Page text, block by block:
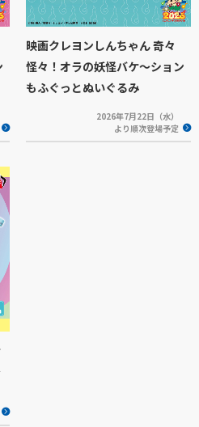
映画クレヨンしんちゃん 奇々
怪々！オラの妖怪バケ～ション
もふぐっとぬいぐるみ
2026年7月22日（水）
より順次登場予定